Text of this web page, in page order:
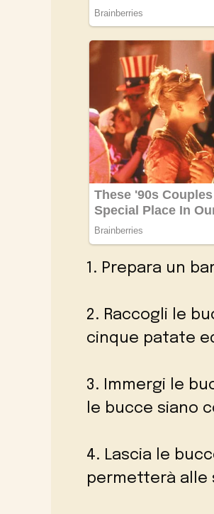
1. Prepara un
2. Raccogli le
cinque patate
3. Immergi le
le bucce siano
4. Lascia le
permetterà alle